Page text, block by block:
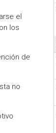
el
los
de
no